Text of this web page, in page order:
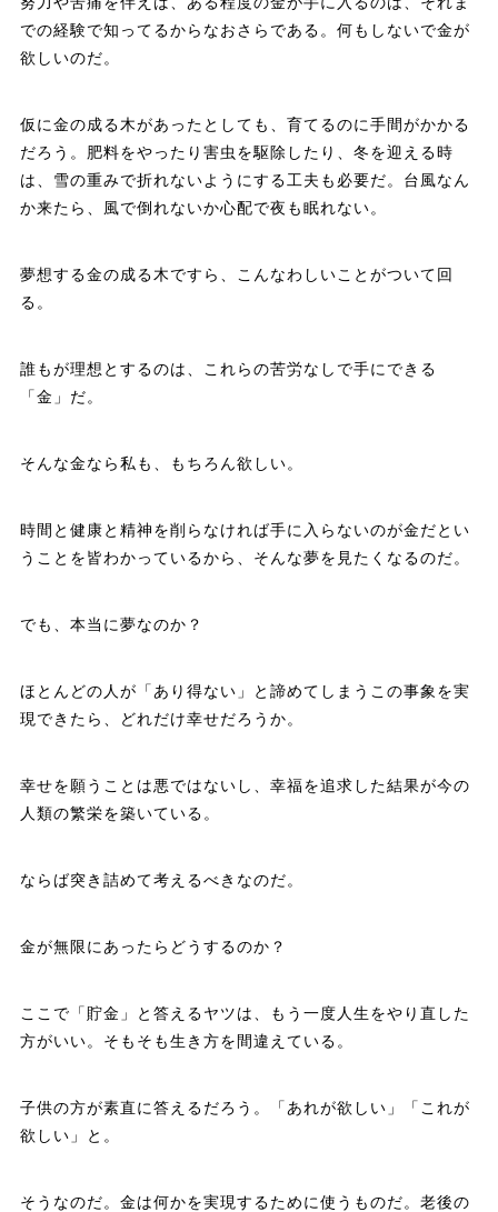
での経験で知ってるからなおさらである。何もしないで金が
欲しいのだ。
仮に金の成る木があったとしても、育てるのに手間がかかる
だろう。肥料をやったり害虫を駆除したり、冬を迎える時
は、雪の重みで折れないようにする工夫も必要だ。台風なん
か来たら、風で倒れないか心配で夜も眠れない。
夢想する金の成る木ですら、こんなわしいことがついて回
る。
誰もが理想とするのは、これらの苦労なしで手にできる
「金」だ。
そんな金なら私も、もちろん欲しい。
時間と健康と精神を削らなければ手に入らないのが金だとい
うことを皆わかっているから、そんな夢を見たくなるのだ。
でも、本当に夢なのか？
ほとんどの人が「あり得ない」と諦めてしまうこの事象を実
現できたら、どれだけ幸せだろうか。
幸せを願うことは悪ではないし、幸福を追求した結果が今の
人類の繁栄を築いている。
ならば突き詰めて考えるべきなのだ。
金が無限にあったらどうするのか？
ここで「貯金」と答えるヤツは、もう一度人生をやり直した
方がいい。そもそも生き方を間違えている。
子供の方が素直に答えるだろう。「あれが欲しい」「これが
欲しい」と。
そうなのだ。金は何かを実現するために使うものだ。老後の